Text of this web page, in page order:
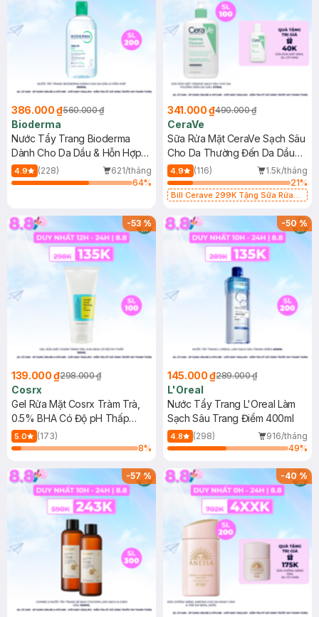
386.000 ₫560.000 ₫
Bioderma
Nước Tẩy Trang Bioderma
Dành Cho Da Dầu & Hỗn Hợp
500ml
4.9 (228)
621/tháng
64%
341.000 ₫490.000 ₫
CeraVe
Sữa Rửa Mặt CeraVe Sạch Sâu
Cho Da Thường Đến Da Dầu
473ml
4.9 (116)
1.5k/tháng
21%
Bill Cerave 299K Tặng Sữa Rửa
-53%
139.000 ₫298.000 ₫
Cosrx
Gel Rửa Mặt Cosrx Tràm Trà,
0.5% BHA Có Độ pH Thấp
150ml
5.0
(173)
8%
-50%
145.000 ₫289.000 ₫
L'Oreal
Nước Tẩy Trang L'Oreal Làm
Sạch Sâu Trang Điểm 400ml
4.8 (298)
916/tháng
49%
-57% -40%